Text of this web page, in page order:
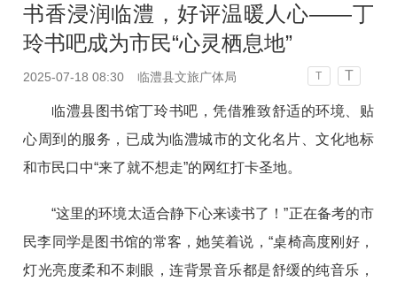
书香浸润临澧，好评温暖人心——丁
玲书吧成为市民“心灵栖息地”
2025-07-18 08:30 临澧县文旅广体局 T T
临澧县图书馆丁玲书吧，凭借雅致舒适的环境、贴
心周到的服务，已成为临澧城市的文化名片、文化地标
和市民口中“来了就不想走”的网红打卡圣地。
“这里的环境太适合静下心来读书了！”正在备考的市
民李同学是图书馆的常客，她笑着说，“桌椅高度刚好，
灯光亮度柔和不刺眼，连背景音乐都是舒缓的纯音乐，